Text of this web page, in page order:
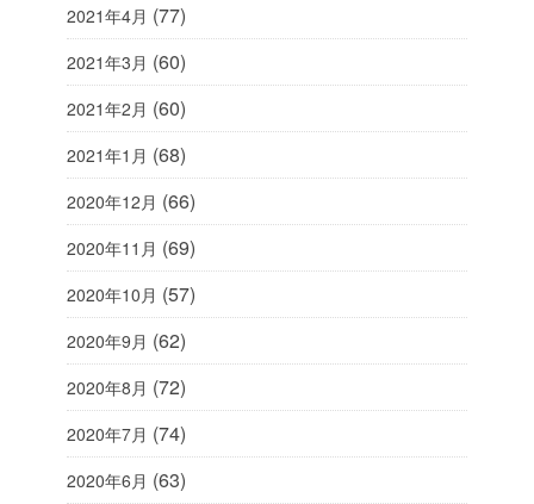
2021年4月 (77)
2021年3月 (60)
2021年2月 (60)
2021年1月 (68)
2020年12月 (66)
2020年11月 (69)
2020年10月 (57)
2020年9月 (62)
2020年8月 (72)
2020年7月 (74)
2020年6月 (63)